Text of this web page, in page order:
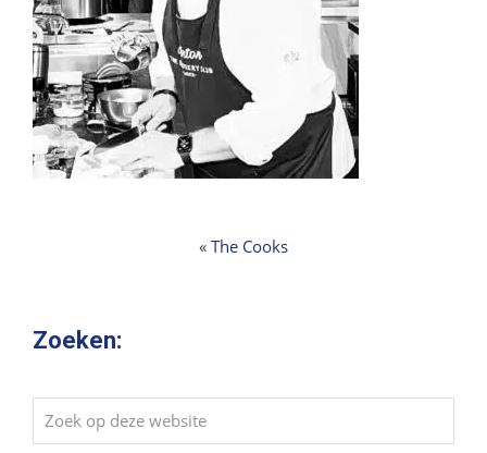
« The Cooks
Zoeken:
Zoek
op